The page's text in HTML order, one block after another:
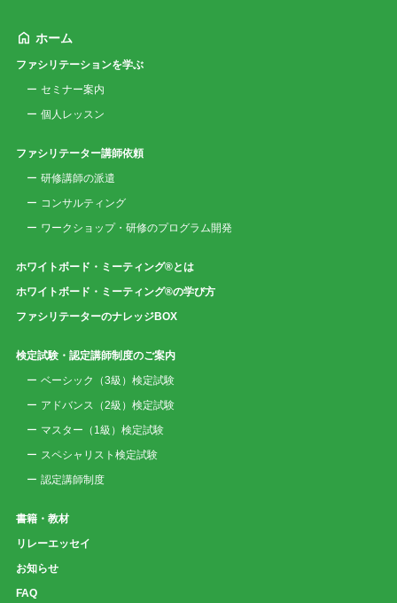
ホーム
ファシリテーションを学ぶ
セミナー案内
個人レッスン
ファシリテーター講師依頼
研修講師の派遣
コンサルティング
ワークショップ・研修のプログラム開発
ホワイトボード・ミーティング®とは
ホワイトボード・ミーティング®の学び方
ファシリテーターのナレッジBOX
検定試験・認定講師制度のご案内
ベーシック（3級）検定試験
アドバンス（2級）検定試験
マスター（1級）検定試験
スペシャリスト検定試験
認定講師制度
書籍・教材
リレーエッセイ
お知らせ
FAQ